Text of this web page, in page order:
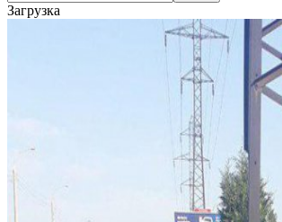
Загрузка